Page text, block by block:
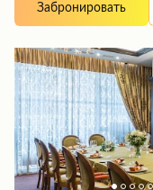
Забронировать